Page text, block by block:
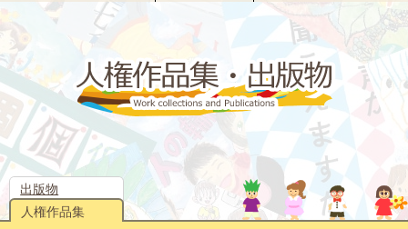
人権作品集
出版物